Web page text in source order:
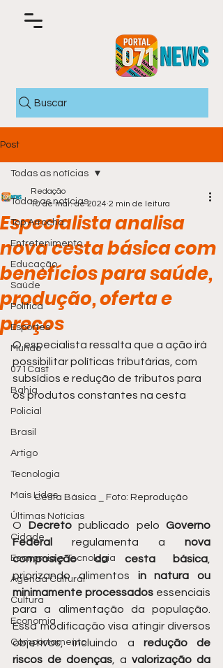
Buscar
Post
Todas as notícias
Top Arrocha
Entretenimento
Educação
Saúde
Política
Esportes
Mundo
071Cast
Bahia
Policial
Brasil
Artigo
Tecnologia
Mais Lidas
Últimas Notícias
Cidade
Economia e Tecnologia
Agenda Cultural
Cultura
Economia
Comportamento
Todas as notícias
Especialista analisa
nova cesta básica com
benefícios para saúde,
produção, oferta e
preços
Redação
10 de mar. de 2024 2 min de leitura
O especialista ressalta que a ação irá
possibilitar políticas tributárias, com
subsídios e redução de tributos para
os produtos constantes na cesta
Cesta Básica _ Foto: Reprodução
O Decreto publicado pelo Governo
Federal
regulamenta a nova
composição da cesta básica
priorizando alimentos in natura ou
minimamente processados essenciais
para a alimentação da população.
Essa modificação visa atingir diversos
objetivos, incluindo a redução de
riscos de doenças , a valorização da